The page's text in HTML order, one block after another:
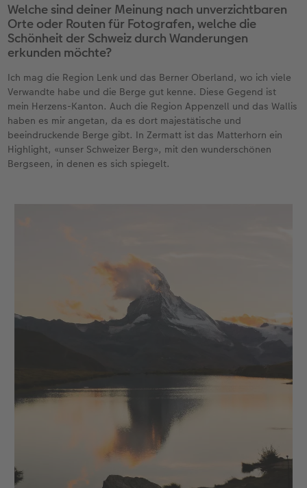
Welche sind deiner Meinung nach unverzichtbaren
Orte oder Routen für Fotografen, welche die
Schönheit der Schweiz durch Wanderungen
erkunden möchte?
Ich mag die Region Lenk und das Berner Oberland, wo ich viele
Verwandte habe und die Berge gut kenne. Diese Gegend ist
mein Herzens-Kanton. Auch die Region Appenzell und das Wallis
haben es mir angetan, da es dort majestätische und
beeindruckende Berge gibt. In Zermatt ist das Matterhorn ein
Highlight, «unser Schweizer Berg», mit den wunderschönen
Bergseen, in denen es sich spiegelt.